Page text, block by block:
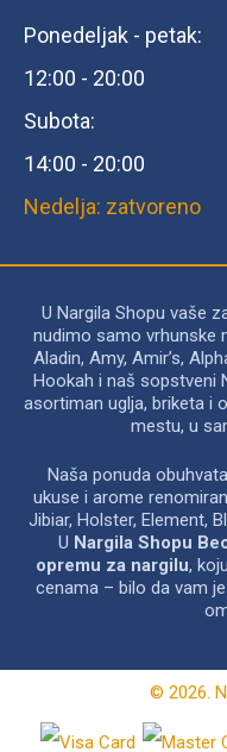
Ponedeljak - petak:
12:00 - 20:00
Subota:
14:00 - 20:00
Nedelja: zatvoreno
U Nargila Shopu vaše
nudimo samo vrhunske
Aladin, Amy, Amir’s,
Hookah i naš sopstveni
asortiman uglja, briketa i
mestu, u
Naša ponuda
ukuse i arome
Jibiar, Holster, Element,
U Nargila Shopu
opremu za nargilu,
cenama – bilo da vam
© 2026.